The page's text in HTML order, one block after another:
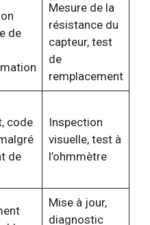
de
Mesure de la
résistance du
capteur, test
de
remplacement
code
de
Inspection
visuelle, test à
l’ohmmètre
Mise à jour,
diagnostic